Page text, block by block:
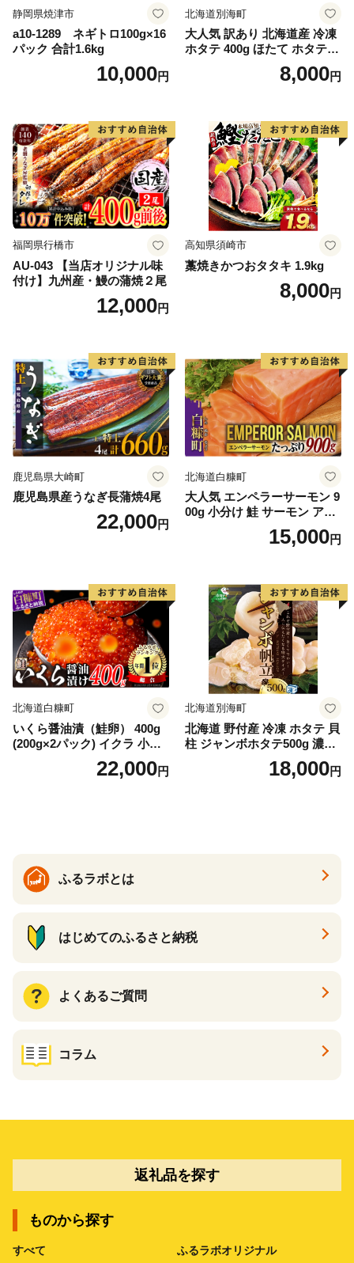
静岡県焼津市
a10-1289 ネギトロ100g×16
パック 合計1.6kg
10,000円
北海道別海町
大人気 訳あり 北海道産 冷凍
ホタテ 400g ほたて ホタテ
8,000円
福岡県行橋市
AU-043 【当店オリジナル味
付け】九州産・鰻の蒲焼２尾
12,000円
高知県須崎市
藁焼きかつおタタキ 1.9kg
8,000円
鹿児島県大崎町
鹿児島県産うなぎ長蒲焼4尾
22,000円
北海道白糠町
大人気 エンペラーサーモン 9
00g 小分け 鮭 サーモン アト
ランティックサーモン 水産
庁長官賞 受賞 さけ シャケ し
満足 美味しい 贈答 生食用 刺
身 お刺身 刺し身 魚介類 海鮮
冷凍 厚切り 薄切り ふるさと
納税 ふるさとチョイス チョ
イス 北海道 白糠町
15,000円
北海道白糠町
いくら醤油漬（鮭卵） 400g
(200g×2パック) イクラ 小分
け いくら醤油漬 鮭いくら い
くら醤油漬け 鮭 鮭卵 ikura
22,000円
北海道別海町
北海道 野付産 冷凍 ホタテ 貝
柱 ジャンボホタテ500g 濃厚
な旨味と甘み （ほたて ホタ
テ 帆立 貝柱 ホタテ貝柱 大玉
18,000円
ふるラボとは
はじめてのふるさと納税
よくあるご質問
コラム
返礼品を探す
ものから探す
すべて ふるラボオリジナル